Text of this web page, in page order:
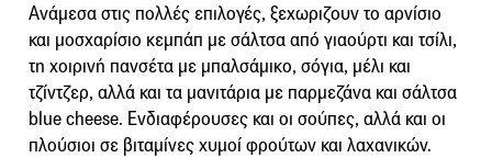
Ανάμεσα στις πολλές επιλογές, ξεχωριζουν το αρνίσιο
και μοσχαρίσιο κεμπάπ με σάλτσα από γιαούρτι και τσίλι,
τη χοιρινή πανσέτα με μπαλσάμικο, σόγια, μέλι και
τζίντζερ, αλλά και τα μανιτάρια με παρμεζάνα και σάλτσα
blue cheese. Ενδιαφέρουσες και οι σούπες, αλλά και οι
πλούσιοι σε βιταμίνες χυμοί φρούτων και λαχανικών.